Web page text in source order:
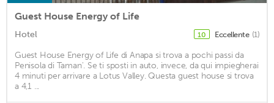
Guest House Energy of Life
Hotel 10 Eccellente (1)
Guest House Energy of Life di Anapa si trova a pochi passi da
Penisola di Taman'. Se ti sposti in auto, invece, da qui impiegherai
4 minuti per arrivare a Lotus Valley. Questa guest house si trova
a 4,1 ...